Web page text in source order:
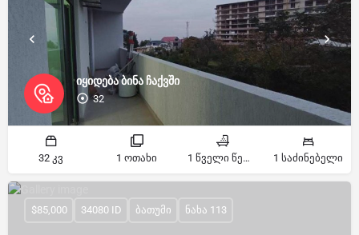
იყიდება ბინა ჩაქვში
32
32 კვ 1 ოთახი 1 წველი წერტილი 1 საძინებელი
$85,000 34080 ID ბათუმი ნახა 113